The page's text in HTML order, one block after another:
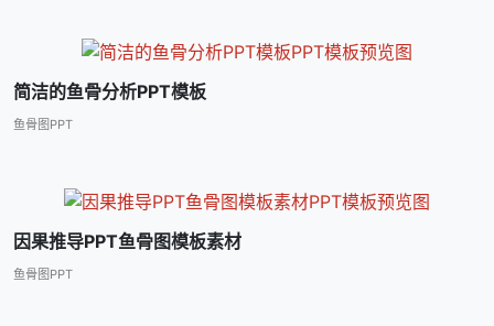
简洁的鱼骨分析PPT模板
鱼骨图PPT
因果推导PPT鱼骨图模板素材
鱼骨图PPT